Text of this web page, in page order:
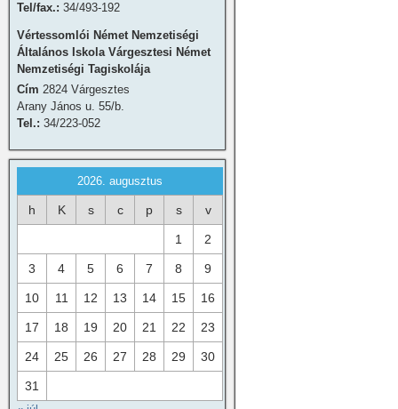
Tel/fax.: 34/493-192
Vértessomlói Német Nemzetiségi
Általános Iskola Várgesztesi Német
Nemzetiségi Tagiskolája
Cím 2824 Várgesztes
Arany János u. 55/b.
Tel.: 34/223-052
2026. augusztus
h K s c p s v
1 2
3 4 5 6 7 8 9
10 11 12 13 14 15 16
17 18 19 20 21 22 23
24 25 26 27 28 29 30
31